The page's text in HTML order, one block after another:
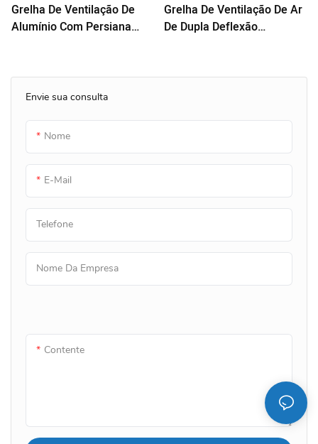
Envie sua consulta
Nome
E-Mail
Telefone
Nome Da Empresa
Contente
Grelha De Ventilação De
Alumínio Com Persiana
Grelha De Ventilação De Ar
De Dupla Deflexão